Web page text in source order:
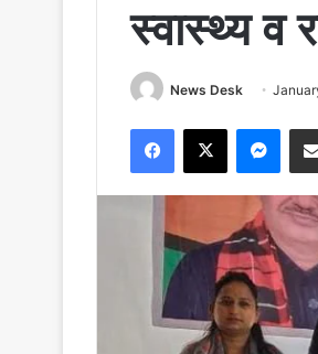
स्वास्थ्य व
News Desk
Facebook
X